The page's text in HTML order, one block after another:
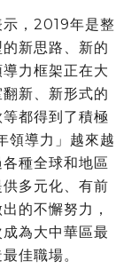
，2019年是整
的新思路、新的
力框架正在大
新、新形式的
都得到了積極
領導力」越來越
種全球和地區
多元化、有前
的不懈努力，
為大中華區最
佳職場。